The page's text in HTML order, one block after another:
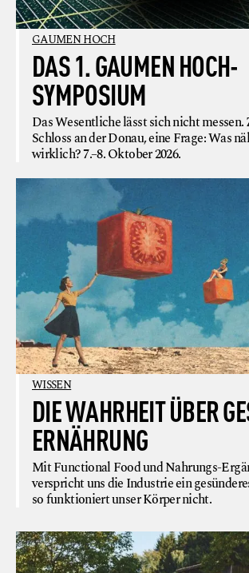
GAUMEN HOCH
DAS 1. GAUMEN HOCH-
SYMPOSIUM
Das Wesentliche lässt sich nicht messen.
Schloss an der Donau, eine Frage: Was
wirklich? 7.–8. Oktober 2026.
WISSEN
DIE WAHRHEIT ÜBER
ERNÄHRUNG
Mit Functional Food und Nahrungs-
verspricht uns die Industrie ein
so funktioniert unser Körper nicht.